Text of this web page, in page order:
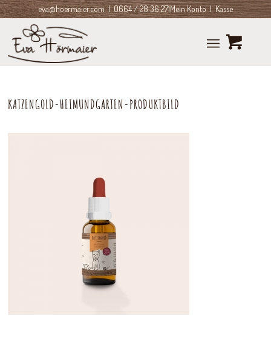
eva@hoermaier.com| 0664 / 28 36 271Mein Konto|Kasse
KATZENGOLD-HEIMUNDGARTEN-PRODUKTBILD